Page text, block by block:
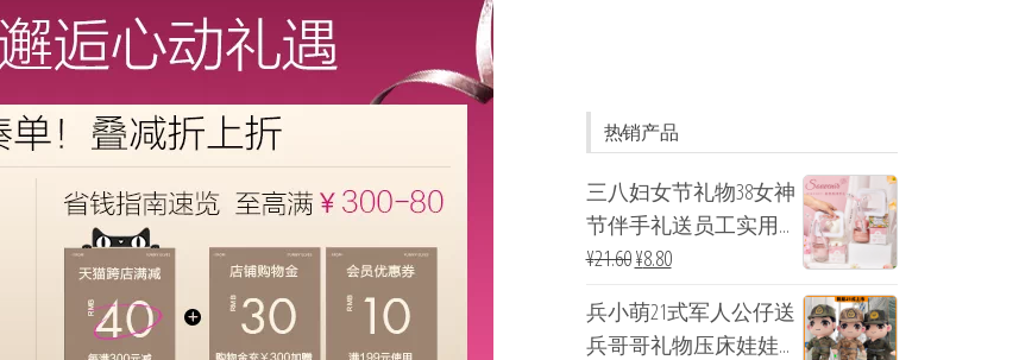
热销产品
三八妇女节礼物38女神
节伴手礼送员工实用...
¥21.60¥8.80
兵小萌21式军人公仔送
兵哥哥礼物压床娃娃...